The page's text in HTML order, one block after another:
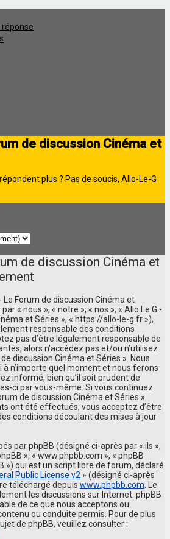
de discussion Cinéma et
plus ? Pas de soucis, Allo-Le-G
de discussion Cinéma et
Le Forum de discussion Cinéma et
« nous », « notre », « nos », « Allo Le G -
et Séries », « https://allo-le-g.fr »),
responsable des conditions
pas d’être légalement responsable de
alors n’accédez pas et/ou n’utilisez
discussion Cinéma et Séries ». Nous
n’importe quel moment et nous ferons
informé, bien qu’il soit prudent de
ci par vous-même. Si vous continuez
de discussion Cinéma et Séries »
ont été effectués, vous acceptez d’être
conditions découlant des mises à jour
par phpBB (désigné ci-après par « ils »,
», « www.phpbb.com », « phpBB
») qui est un script libre de forum, déclaré
Public License v2 » (désigné ci-après
téléchargé depuis www.phpbb.com . Le
les discussions sur Internet. phpBB
de ce que nous acceptons ou
ou conduite permis. Pour de plus
de phpBB, veuillez consulter :